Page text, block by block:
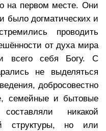
на первом месте. Они
было догматических и
проводить
от духа мира
всего себя Богу. С
не выделяться
добросовестно
семейные и бытовые
никакой
структуры, но или